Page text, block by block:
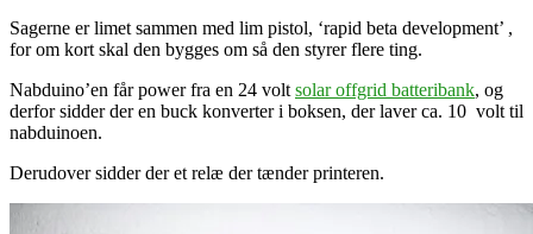
Sagerne er limet sammen med lim pistol, ‘rapid beta development’ ,
for om kort skal den bygges om så den styrer flere ting.
Nabduino’en får power fra en 24 volt solar offgrid batteribank, og
derfor sidder der en buck konverter i boksen, der laver ca. 10 volt til
nabduinoen.
Derudover sidder der et relæ der tænder printeren.